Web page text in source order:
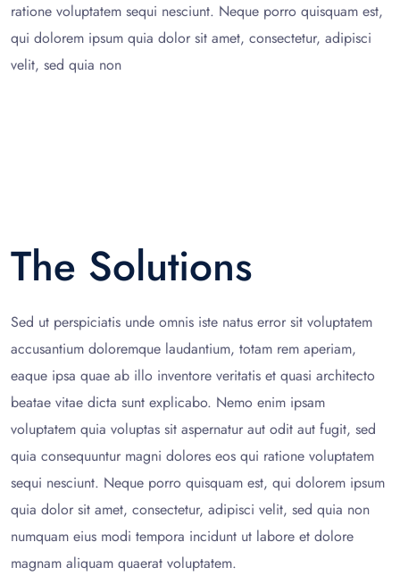
ratione voluptatem sequi nesciunt. Neque porro quisquam est,
qui dolorem ipsum quia dolor sit amet, consectetur, adipisci
velit, sed quia non
The Solutions
Sed ut perspiciatis unde omnis iste natus error sit voluptatem
accusantium doloremque laudantium, totam rem aperiam,
eaque ipsa quae ab illo inventore veritatis et quasi architecto
beatae vitae dicta sunt explicabo. Nemo enim ipsam
voluptatem quia voluptas sit aspernatur aut odit aut fugit, sed
quia consequuntur magni dolores eos qui ratione voluptatem
sequi nesciunt. Neque porro quisquam est, qui dolorem ipsum
quia dolor sit amet, consectetur, adipisci velit, sed quia non
numquam eius modi tempora incidunt ut labore et dolore
magnam aliquam quaerat voluptatem.